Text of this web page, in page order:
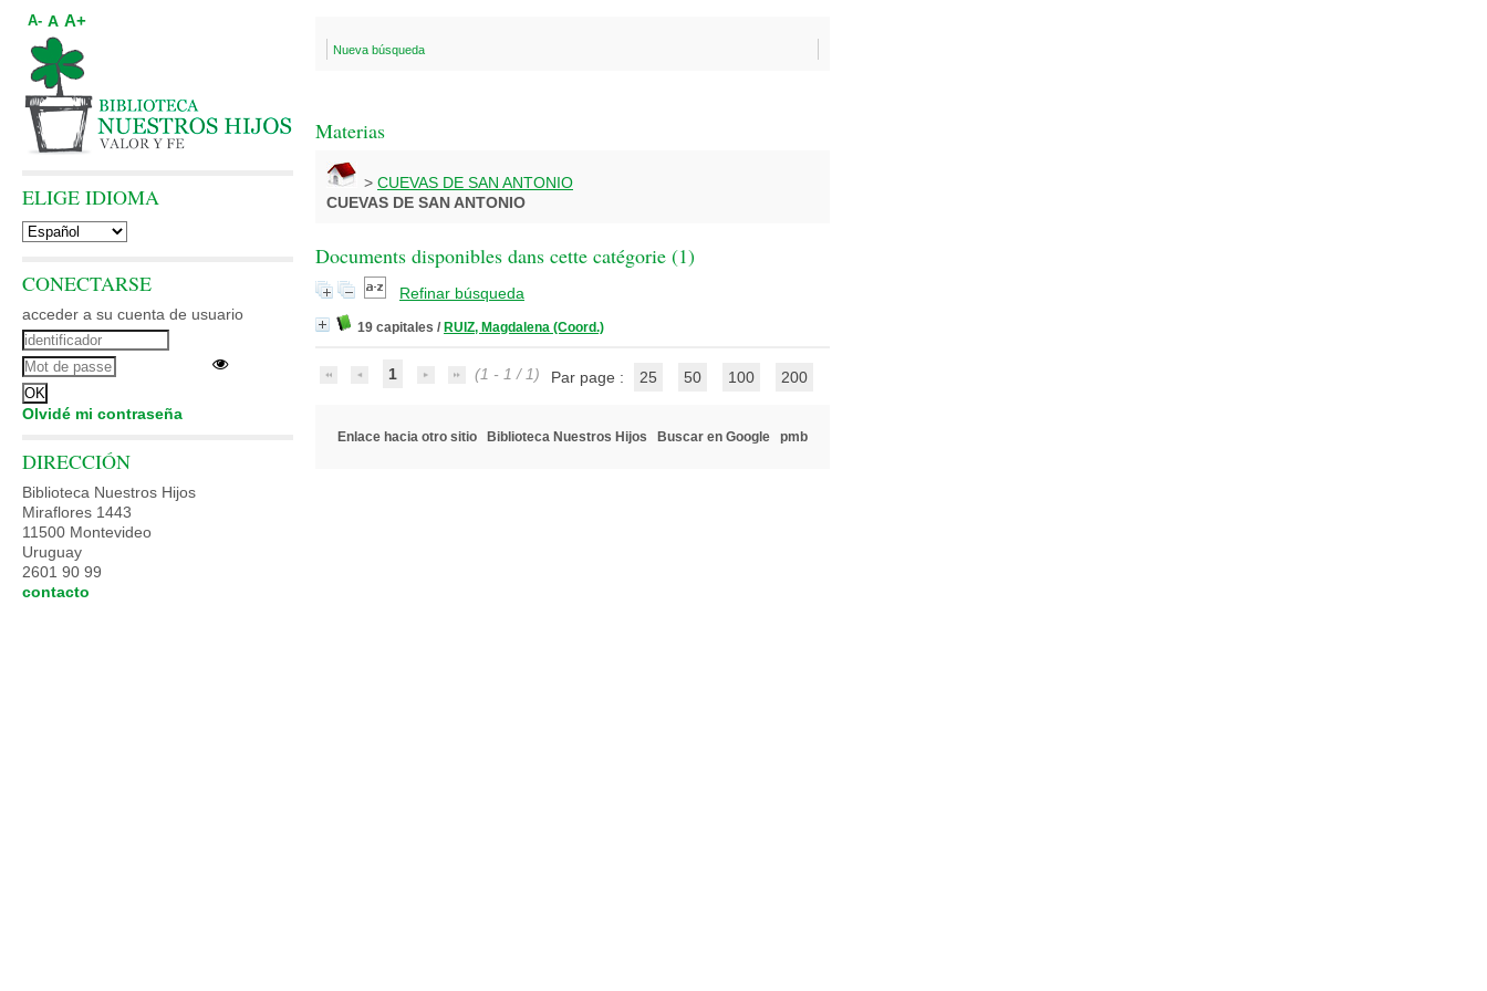
Nueva búsqueda
Materias
> CUEVAS DE SAN ANTONIO
CUEVAS DE SAN ANTONIO
Documents disponibles dans cette catégorie (1)
Refinar búsqueda
19 capitales / RUIZ, Magdalena (Coord.)
1 (1 - 1 / 1) Par page : 25 50 100 200
Enlace hacia otro sitio Biblioteca Nuestros Hijos Buscar en Google pmb
A- A A+
ELIGE IDIOMA
CONECTARSE
acceder a su cuenta de usuario
Olvidé mi contraseña
DIRECCIÓN
Biblioteca Nuestros Hijos
Miraflores 1443
11500 Montevideo
Uruguay
2601 90 99
contacto